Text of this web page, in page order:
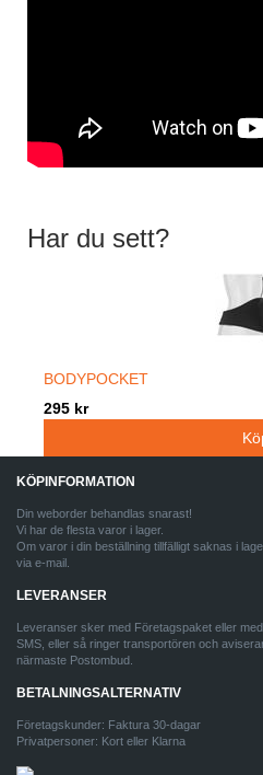
Har du sett?
BODYPOCKET
295 kr
KÖPINFORMATION
Din weborder behandlas snarast!
Vi har de flesta varor i lager.
Om varor i din beställning tillfälligt saknas i
via e-mail.
LEVERANSER
Leveranser sker med Företagspaket eller
SMS, eller så ringer transportören och
närmaste Postombud.
BETALNINGSALTERNATIV
Företagskunder: Faktura 30-dagar
Privatpersoner: Kort eller Klarna